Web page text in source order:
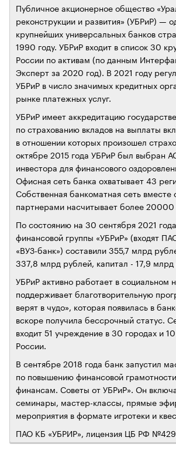
Публичное акционерное общество
реконструкции и развития» (УБРиР) —
крупнейших универсальных банков
1990 году. УБРиР входит в список 30
России по активам (по данным
Эксперт за 2020 год). В 2021 году
УБРиР в число значимых кредитных
рынке платежных услуг.
УБРиР имеет аккредитацию
по страхованию вкладов на выплаты
в отношении которых произошел
октябре 2015 года УБРиР был выбран
инвестора для финансового
Офисная сеть банка охватывает 43
Собственная банкоматная сеть вместе
партнерами насчитывает более 20000
По состоянию на 30 сентября 2021
финансовой группы «УБРиР» (входят
«ВУЗ-банк») составили 355,7 млрд
337,8 млрд рублей, капитал - 17,9 млрд
УБРиР активно работает в социальном
поддерживает благотворительную
верят в чудо», которая появилась в
вскоре получила бессрочный статус.
входит 51 учреждение в 30 городах и
России.
В сентябре 2018 года банк запустил
по повышению финансовой
финансам. Советы от УБРиР». Он
семинары, мастер-классы, прямые
мероприятия в формате игротеки и
ПАО КБ «УБРИР», лицензия ЦБ РФ